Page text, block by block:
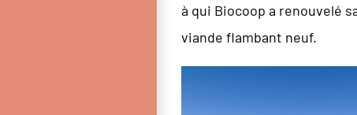
à qui Biocoop a renouvelé
viande flambant neuf.